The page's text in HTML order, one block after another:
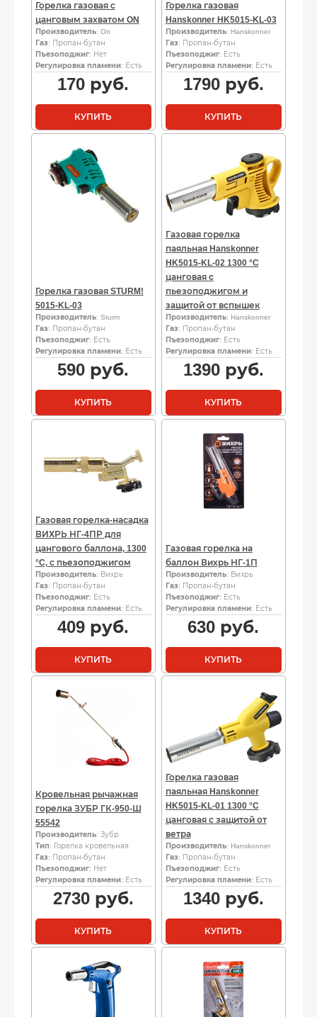
Горелка газовая с
цанговым захватом ON
Производитель: On
Газ: Пропан-бутан
Пъезоподжиг: Нет
Регулировка пламени: Есть
170 руб.
КУПИТЬ
Горелка газовая
Hanskonner HK5015-KL-03
Производитель: Hanskonner
Газ: Пропан-бутан
Пъезоподжиг: Есть
Регулировка пламени: Есть
1790руб.
КУПИТЬ
Горелка газовая STURM!
5015-KL-03
Производитель: Sturm
Газ: Пропан-бутан
Пъезоподжиг: Есть
Регулировка пламени: Есть
590 руб.
КУПИТЬ
Газовая горелка
паяльная Hanskonner
HK5015-KL-02 1300 °C
цанговая с
пьезоподжигом и
защитой от вспышек
Производитель: Hanskonner
Газ: Пропан-бутан
Пъезоподжиг: Есть
Регулировка пламени: Есть
1390руб.
КУПИТЬ
Газовая горелка-насадка
ВИХРЬ НГ-4ПР для
цангового баллона, 1300
°C, с пьезоподжигом
Производитель: Вихрь
Газ: Пропан-бутан
Пъезоподжиг: Есть
Регулировка пламени: Есть
409 руб.
КУПИТЬ
Газовая горелка на
баллон Вихрь НГ-1П
Производитель: Вихрь
Газ: Пропан-бутан
Пъезоподжиг: Есть
Регулировка пламени: Есть
630 руб.
КУПИТЬ
Кровельная рычажная
горелка ЗУБР ГК-950-Ш
55542
Производитель: Зубр
Тип: Горелка кровельная
Газ: Пропан-бутан
Пъезоподжиг: Нет
Регулировка пламени: Есть
2730руб.
КУПИТЬ
Горелка газовая
паяльная Hanskonner
HK5015-KL-01 1300 °C
цанговая с защитой от
ветра
Производитель: Hanskonner
Газ: Пропан-бутан
Пъезоподжиг: Есть
Регулировка пламени: Есть
1340руб.
КУПИТЬ